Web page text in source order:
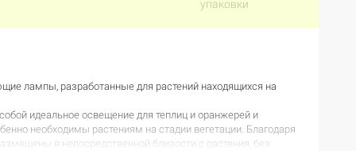
упаковки
лампы, разработанные для растений находящихся на
идеальное освещение для теплиц и оранжерей и
необходимы растениям на стадии вегетации. Благодаря
в непосредственной близости с растения, без